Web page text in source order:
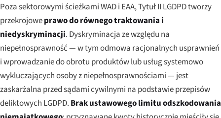
Poza sektorowymi ścieżkami WAD i EAA, Tytuł II LGDPD tworzy
przekrojoweprawo do równego traktowania i
niedyskryminacji. Dyskryminacja ze względu na
niepełnosprawność — w tym odmowa racjonalnych usprawnień
i wprowadzanie do obrotu produktów lub usług systemowo
wykluczających osoby z niepełnosprawnościami — jest
zaskarżalna przed sądami cywilnymi na podstawie przepisów
deliktowych LGDPD. Brak ustawowego limitu odszkodowania